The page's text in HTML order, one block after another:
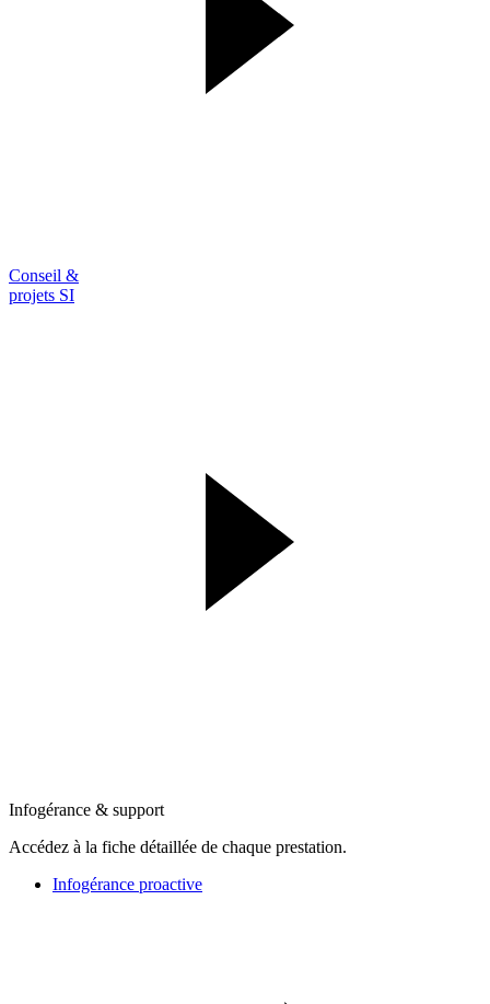
Conseil &
projets SI
Infogérance & support
Accédez à la fiche détaillée de chaque prestation.
Infogérance proactive